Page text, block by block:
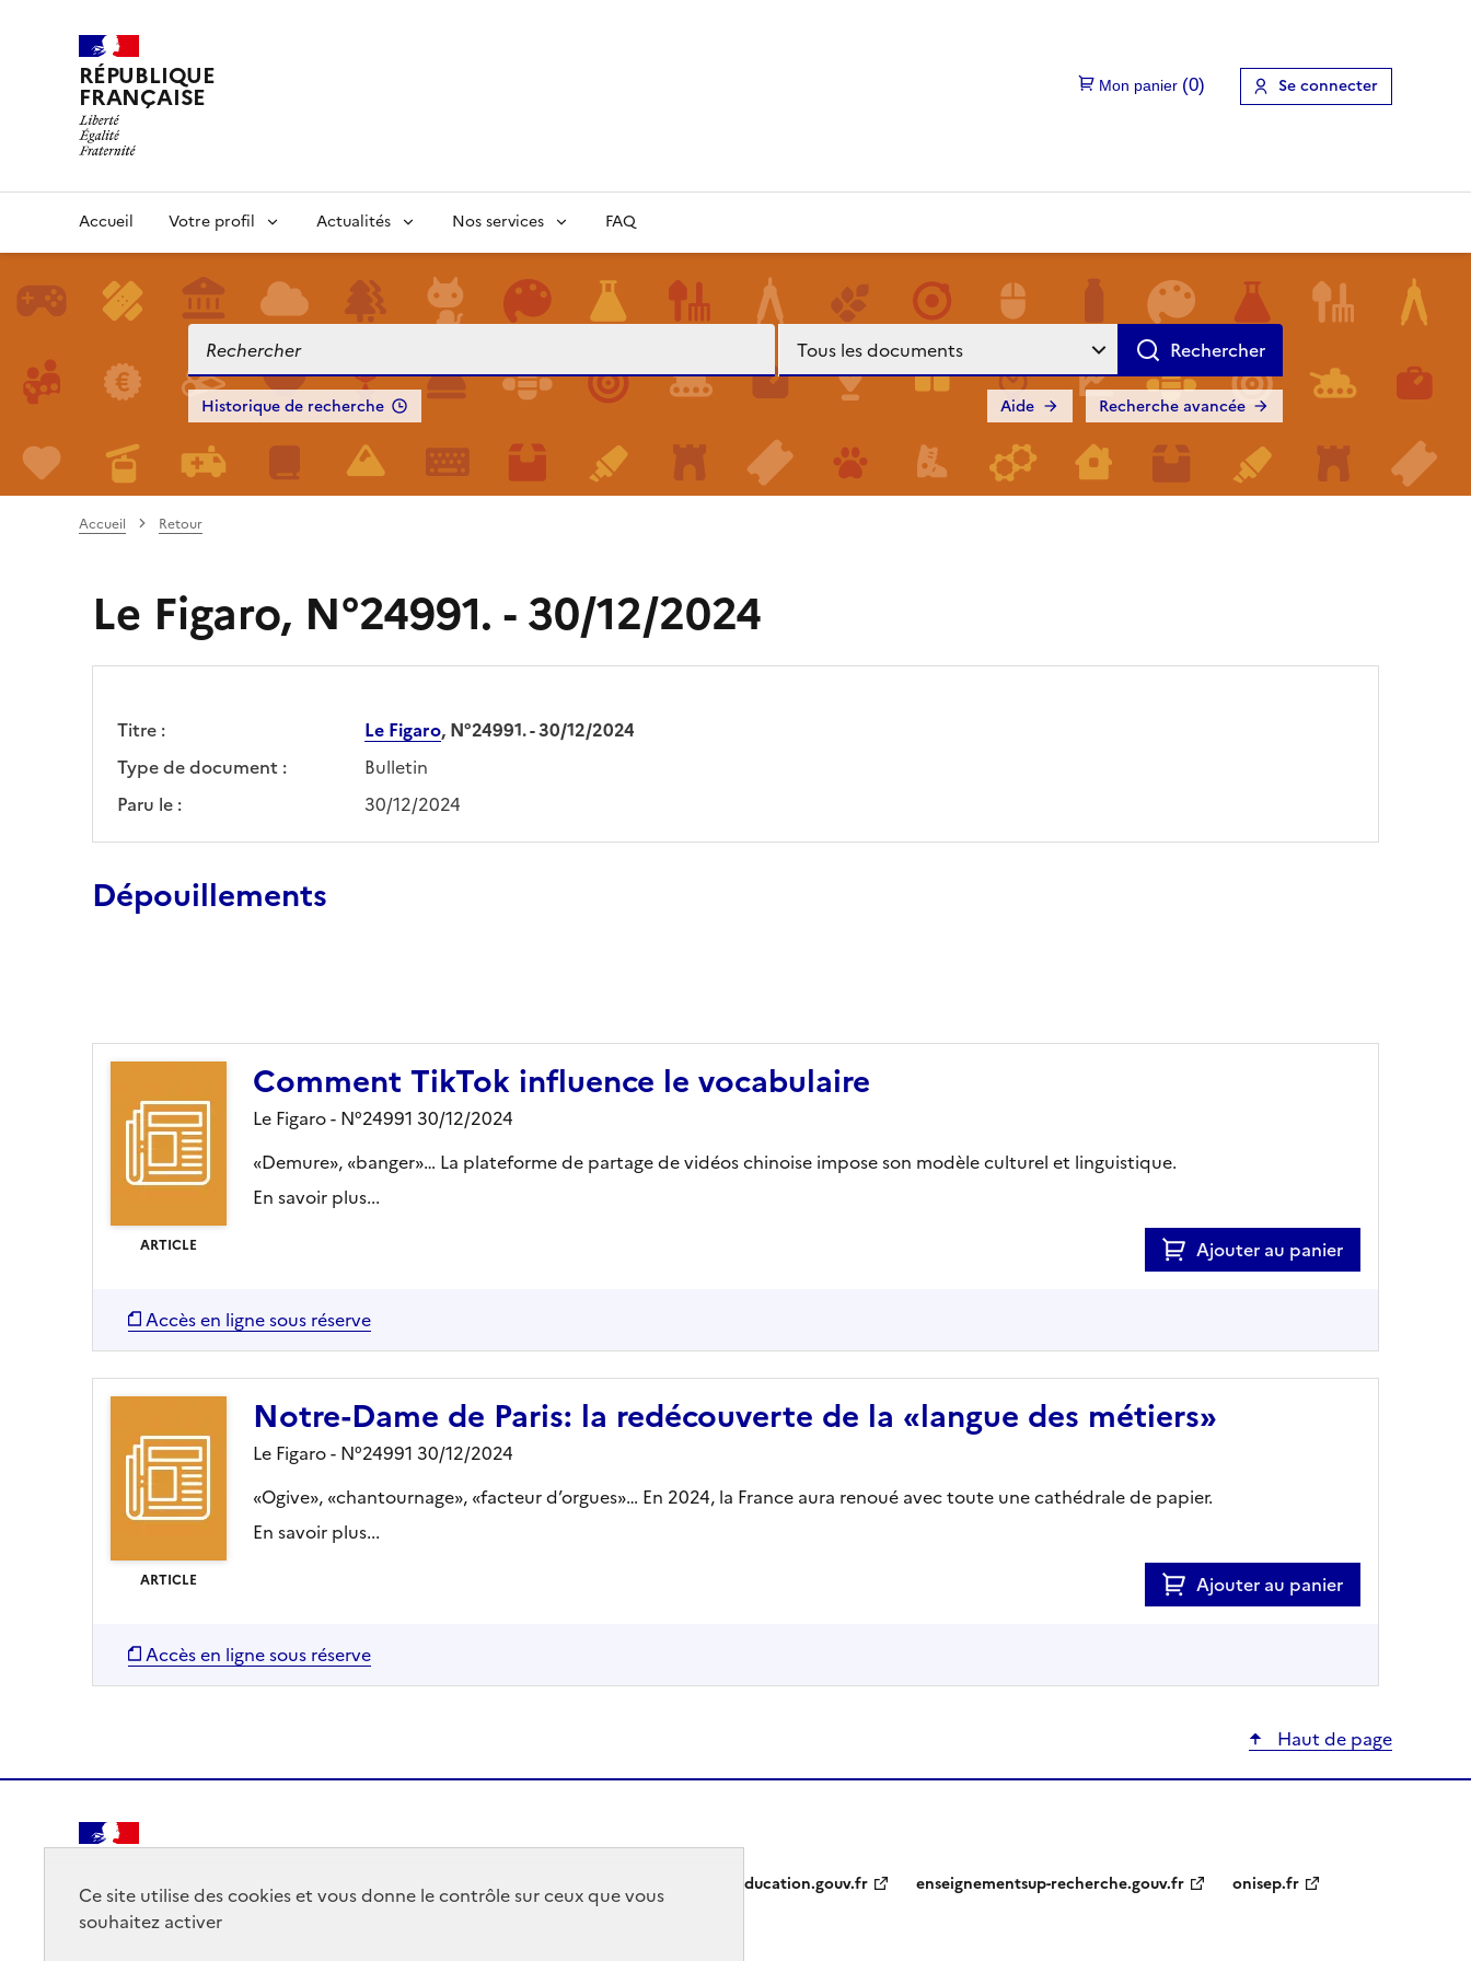
Ce site utilise des cookies et vous donne le contrôle sur ceux que vous
souhaitez activer
RÉPUBLIQUE
FRANÇAISE Se connecter
Accueil Votre profil Actualités Nos services FAQ
Historique de recherche Recherche avancée
Aide
Accueil Retour
Le Figaro, N°24991. - 30/12/2024
Titre : Le Figaro, N°24991. - 30/12/2024
Type de document :
Bulletin
Paru le :
30/12/2024
Dépouillements
ARTICLE
Comment TikTok influence le vocabulaire
Le Figaro - N°24991 30/12/2024
«Demure», «banger»… La plateforme de partage de vidéos chinoise impose son modèle culturel et linguistique.
En savoir plus...
Ajouter au panier
Accès en ligne sous réserve
ARTICLE
Notre-Dame de Paris: la redécouverte de la «langue des métiers»
Le Figaro - N°24991 30/12/2024
«Ogive», «chantournage», «facteur d’orgues»… En 2024, la France aura renoué avec toute une cathédrale de papier.
En savoir plus...
Ajouter au panier
Accès en ligne sous réserve
Haut de page
FRANÇAISE education.gouv.fr enseignementsup-recherche.gouv.fr onisep.fr